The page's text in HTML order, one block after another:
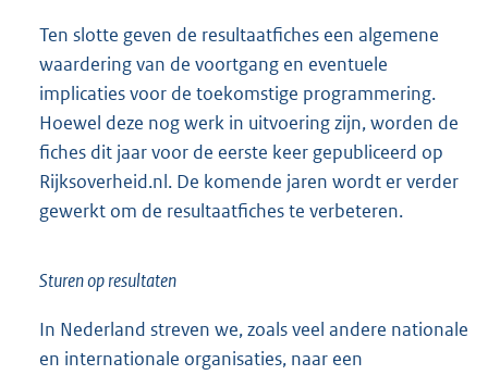
Ten slotte geven de resultaatfiches een algemene
waardering van de voortgang en eventuele
implicaties voor de toekomstige programmering.
Hoewel deze nog werk in uitvoering zijn, worden de
fiches dit jaar voor de eerste keer gepubliceerd op
Rijksoverheid.nl. De komende jaren wordt er verder
gewerkt om de resultaatfiches te verbeteren.
Sturen op resultaten
In Nederland streven we, zoals veel andere nationale
en internationale organisaties, naar een